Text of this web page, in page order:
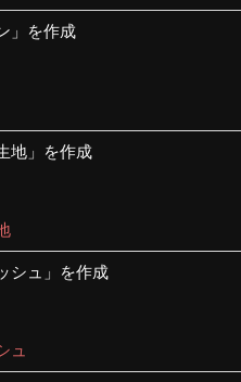
」を作成
地」を作成
シュ」を作成
ュ